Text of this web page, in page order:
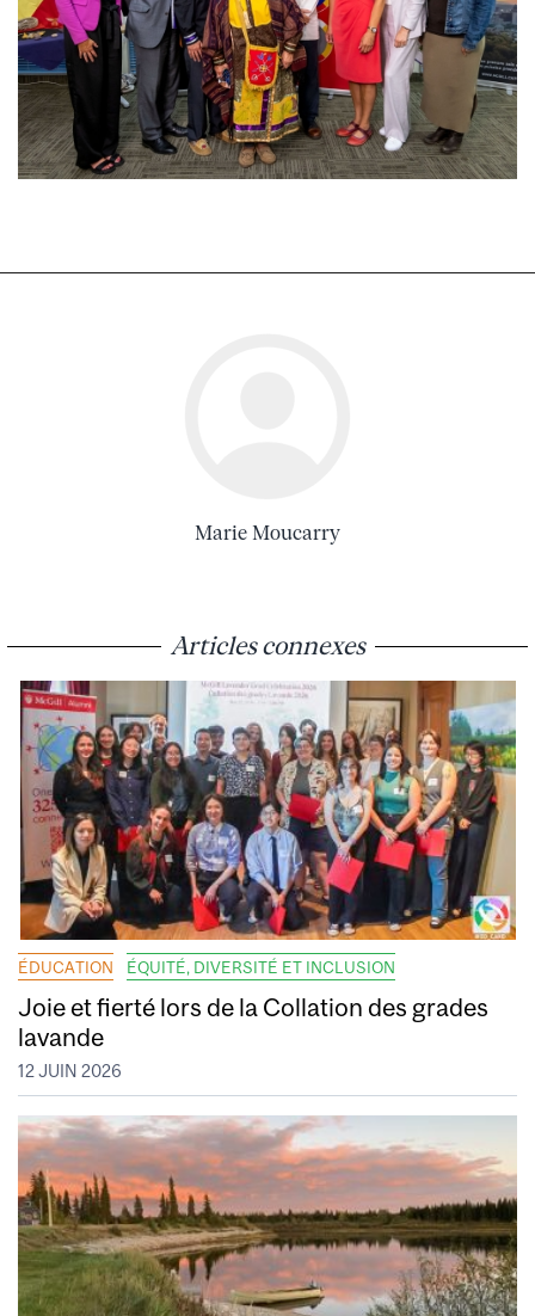
Marie Moucarry
Articles connexes
ÉDUCATION ÉQUITÉ, DIVERSITÉ ET INCLUSION
Joie et fierté lors de la Collation des grades
lavande
12 JUIN 2026